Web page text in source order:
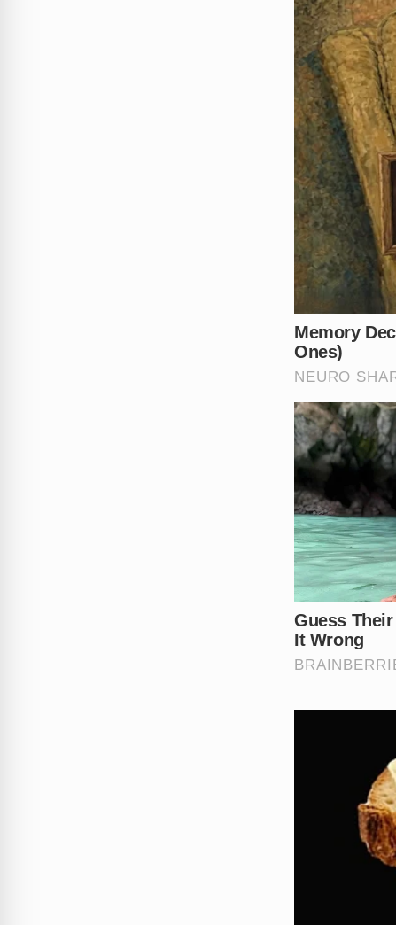
fechamento desta
já assumiu o
traçar a rota de fuga do
A comunidade dobairro
com a perda de um
localização exata de
garantindo o sigilo total do
O que você acredita que
cometesse tal crime? Deixe